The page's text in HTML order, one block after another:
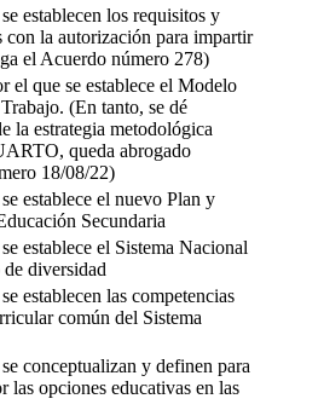
establecen los requisitos y
con la autorización para impartir
el Acuerdo número 278)
que se establece el Modelo
(En tanto, se dé
la estrategia metodológica
queda abrogado
18/08/22)
establece el nuevo Plan y
Secundaria
establece el Sistema Nacional
diversidad
establecen las competencias
común del Sistema
conceptualizan y definen para
opciones educativas en las